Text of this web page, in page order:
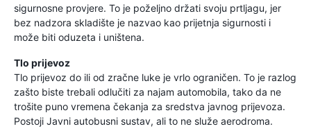
sigurnosne provjere. To je poželjno držati svoju prtljagu, jer
bez nadzora skladište je nazvao kao prijetnja sigurnosti i
može biti oduzeta i uništena.
Tlo prijevoz
Tlo prijevoz do ili od zračne luke je vrlo ograničen. To je razlog
zašto biste trebali odlučiti za najam automobila, tako da ne
trošite puno vremena čekanja za sredstva javnog prijevoza.
Postoji Javni autobusni sustav, ali to ne služe aerodroma.